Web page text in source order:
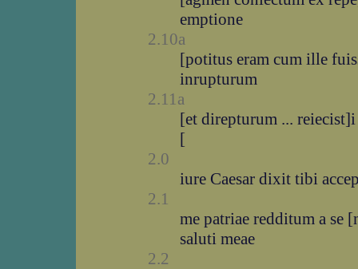
emptione
2.10a
[potitus eram cum ille
inrupturum
2.11a
[et direpturum ...
[
2.0
iure Caesar dixit tibi
2.1
me patriae redditum a se
saluti meae
2.2